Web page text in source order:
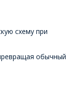
схему при
обычный